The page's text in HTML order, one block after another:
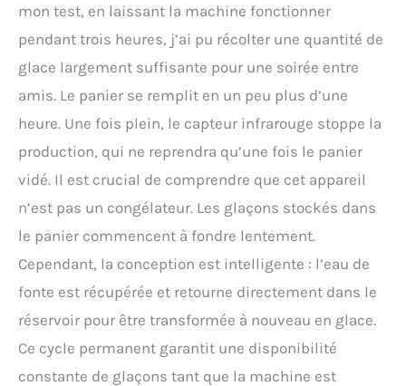
mon test, en laissant la machine fonctionner
pendant trois heures, j’ai pu récolter une quantité de
glace largement suffisante pour une soirée entre
amis. Le panier se remplit en un peu plus d’une
heure. Une fois plein, le capteur infrarouge stoppe la
production, qui ne reprendra qu’une fois le panier
vidé. Il est crucial de comprendre que cet appareil
n’est pas un congélateur. Les glaçons stockés dans
le panier commencent à fondre lentement.
Cependant, la conception est intelligente : l’eau de
fonte est récupérée et retourne directement dans le
réservoir pour être transformée à nouveau en glace.
Ce cycle permanent garantit une disponibilité
constante de glaçons tant que la machine est